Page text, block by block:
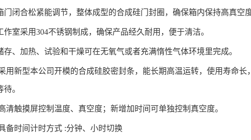
闭合松紧能调节，整体成型的合成硅门封圈，确保箱内保持高真空
室采用304不锈钢制成，确保产品经久耐用，便于清洁。
、加热、试验和干燥可在无氧气或者充满惰性气体环境里完成。
用新型本公司开模的合成硅胶密封条，能长期高温运转，使用寿命长
待。
清触摸屏控制温度、真空度；新增加时间可单独控制真空度。
备时间计时方式 :分钟、小时切换